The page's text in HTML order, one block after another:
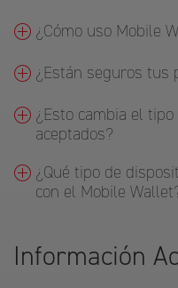
¿Cómo uso Mobile
¿Están seguros tus
¿Esto cambia el
aceptados?
¿Qué tipo de
con el Mobile
Información